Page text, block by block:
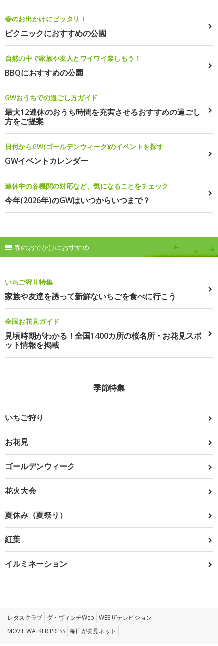
春のお出かけにピッタリ！
ピクニックにおすすめの公園
自然の中で家族や友人とワイワイ楽しもう！
BBQにおすすめの公園
GWおうちでの過ごし方ガイド
最大12連休のおうち時間を充実させるおすすめの過ごし
方をご提案
日付からGW(ゴールデンウィーク)のイベントを探す
GWイベントカレンダー
連休中の各機関の対応など、気になることをチェック
今年(2026年)のGWはいつからいつまで？
春のおでかけにおすすめ
いちご狩り特集
家族や友達を誘って新鮮ないちごを食べに行こう
全国お花見ガイド
見頃時期がわかる！全国1400カ所の桜名所・お花見スポ
ット情報を掲載
季節特集
いちご狩り
お花見
ゴールデンウィーク
花火大会
夏休み（夏祭り）
紅葉
イルミネーション
レタスクラブ ダ・ヴィンチWeb WEBザテレビジョン
MOVIE WALKER PRESS 毎日が発見ネット